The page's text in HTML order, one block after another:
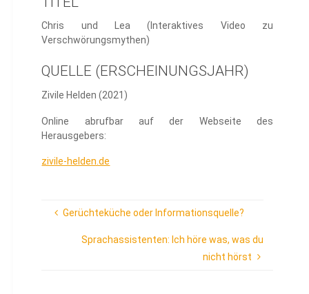
Chris und Lea (Interaktives Video zu
Verschwörungsmythen)
QUELLE (ERSCHEINUNGSJAHR)
Zivile Helden (2021)
Online abrufbar auf der Webseite des
Herausgebers:
zivile-helden.de
Gerüchteküche oder Informationsquelle?
Sprachassistenten: Ich höre was, was du
nicht hörst